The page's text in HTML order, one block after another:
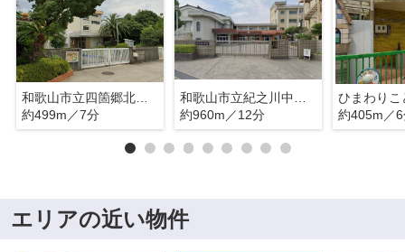
和歌山市立四箇郷北小学校
約499m／7分
約960m／12分
ひまわりこ
約405m／
エリアの近い物件